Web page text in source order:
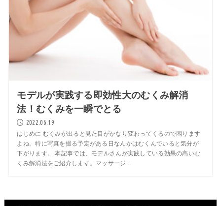
モデルが実践する即効性大のむくみ解消
法！むくみを一瞬でとる
2022.06.19
はじめに むくみが出ると見た目がかなり変わってくるので困ります
よね。特に写真を撮る予定がある日なんかはむくんでいると気分が
下がります。 本記事では、モデルさんが実践している効果の高いむ
くみ解消法をご紹介します。マッサージ...